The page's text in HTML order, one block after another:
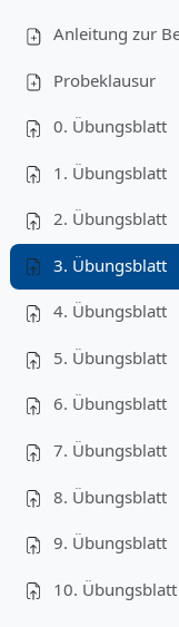
Probeklausur
0. Übungsblatt
1. Übungsblatt
2. Übungsblatt
3. Übungsblatt
4. Übungsblatt
5. Übungsblatt
6. Übungsblatt
7. Übungsblatt
8. Übungsblatt
9. Übungsblatt
10. Übungsblatt